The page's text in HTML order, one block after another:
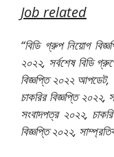
Job related
“বিডি গ্রুপ নিয়োগ
২০২২, সর্বশেষ বিডি
বিজ্ঞপ্তি ২০২২ আপডেট,
চাকরির বিজ্ঞপ্তি ২০২২,
সংবাদপত্র ২০২২,
বিজ্ঞপ্তি ২০২২,